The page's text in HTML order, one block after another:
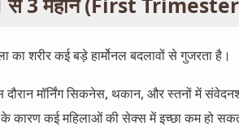
का शरीर कई बड़े हार्मोनल बदलावों से गुजरता है।
दौरान मॉर्निंग सिकनेस, थकान, और स्तनों में
के कारण कई महिलाओं की सेक्स में इच्छा कम हो